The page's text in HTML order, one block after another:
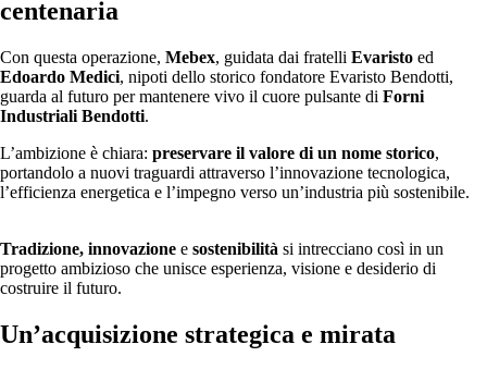
centenaria
Con questa operazione, Mebex, guidata dai fratelli Evaristo ed
Edoardo Medici, nipoti dello storico fondatore Evaristo Bendotti,
guarda al futuro per mantenere vivo il cuore pulsante di Forni
Industriali Bendotti.
L’ambizione è chiara: preservare il valore di un nome storico,
portandolo a nuovi traguardi attraverso l’innovazione tecnologica,
l’efficienza energetica e l’impegno verso un’industria più sostenibile.
Tradizione, innovazione e sostenibilità si intrecciano così in un
progetto ambizioso che unisce esperienza, visione e desiderio di
costruire il futuro.
Un’acquisizione strategica e mirata